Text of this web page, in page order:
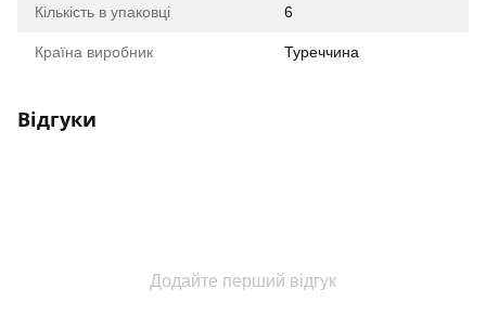
Кількість в упаковці 6
Країна виробник Туреччина
Відгуки
Додайте перший відгук